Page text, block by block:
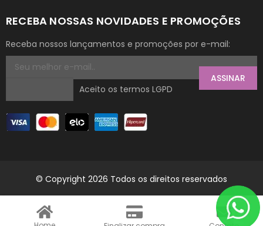
RECEBA NOSSAS NOVIDADES E PROMOÇÕES
Receba nossos lançamentos e promoções por e-mail:
ASSINAR
Aceito os termos LGPD
© Copyright 2026 Todos os direitos reservados